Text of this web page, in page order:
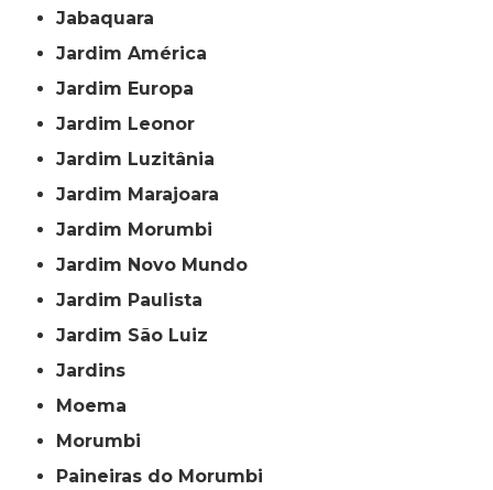
Jabaquara
Jardim América
Jardim Europa
Jardim Leonor
Jardim Luzitânia
Jardim Marajoara
Jardim Morumbi
Jardim Novo Mundo
Jardim Paulista
Jardim São Luiz
Jardins
Moema
Morumbi
Paineiras do Morumbi